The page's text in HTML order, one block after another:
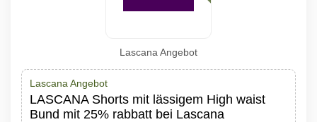
Lascana Angebot
Lascana Angebot
LASCANA Shorts mit lässigem High waist
Bund mit 25% rabbatt bei Lascana